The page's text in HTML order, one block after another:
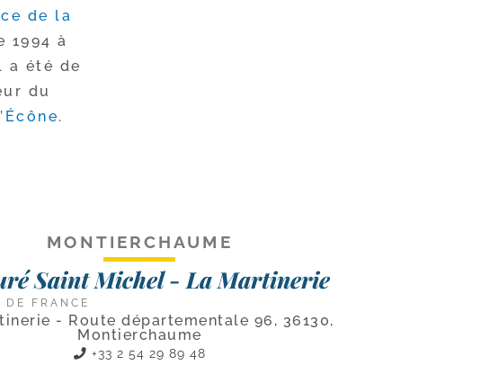
de la
1994 à
a été de
du
.
MONTIERCHAUME
Saint Michel - La Martinerie
DE FRANCE
- Route départementale 96, 36130,
Montierchaume
+33 2 54 29 89 48